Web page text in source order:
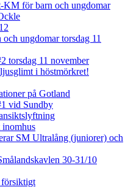
KM för barn och ungdomar
ungdomar torsdag 11
torsdag 11 november
i höstmörkret!
på Gotland
vid Sundby
SM Ultralång (juniorer) och
30-31/10